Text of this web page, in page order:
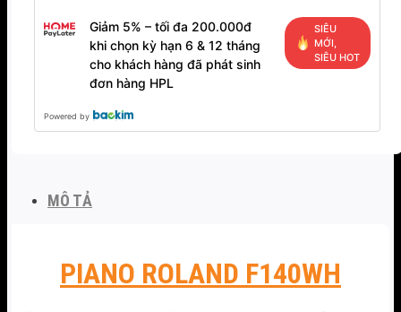
Giảm 5% – tối đa 200.000đ
khi chọn kỳ hạn 6 & 12 tháng
cho khách hàng đã phát sinh
đơn hàng HPL
SIÊU
MỚI,
SIÊU HOT
Powered by
MÔ TẢ
PIANO ROLAND F140WH